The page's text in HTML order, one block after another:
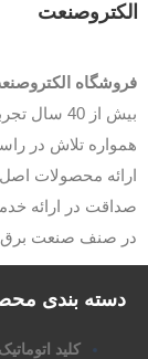
الکتروصنعت (
بیش از 40
تلاش در
محصولات اصل و
در ارائه خدمات
صنف صنعت برق و
بندی
کلید اتوماتیک